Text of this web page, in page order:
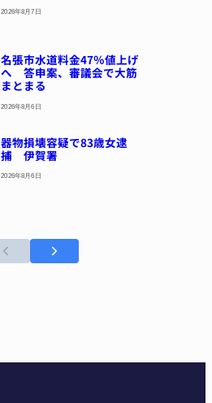
2026年8月7日
名張市水道料金47％値上げ
へ 答申案、審議会で大筋
まとまる
2026年8月6日
器物損壊容疑で83歳女逮
捕 伊賀署
2026年8月6日